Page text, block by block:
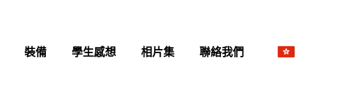
裝備 學生感想 相片集 聯絡我們